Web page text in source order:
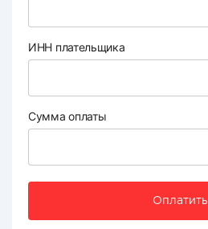
ИНН плательщика
Сумма оплаты
Оплатить